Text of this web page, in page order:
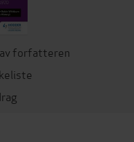
av forfatteren